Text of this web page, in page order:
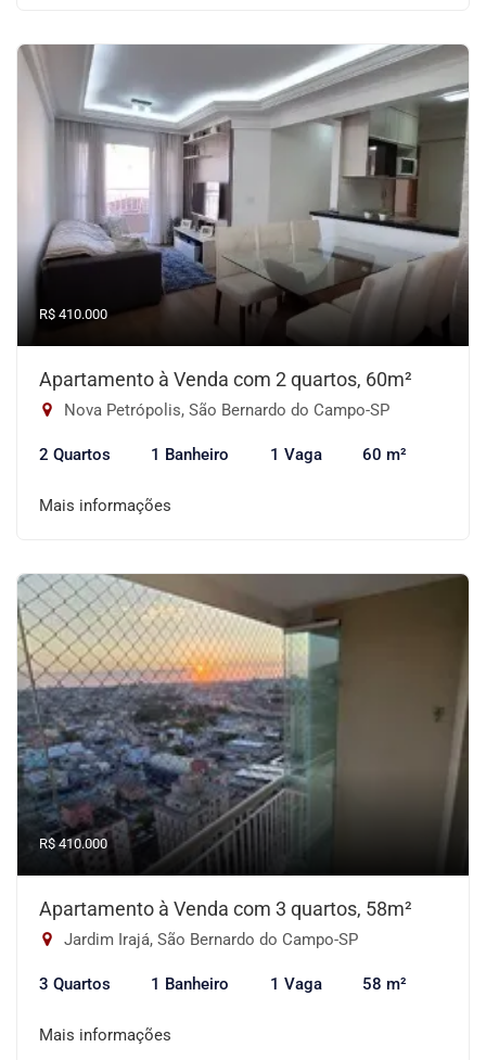
R$ 410.000
Apartamento à Venda com 2 quartos, 60m²
Nova Petrópolis, São Bernardo do Campo-SP
2 Quartos 1 Banheiro 1 Vaga 60 m²
Mais informações
R$ 410.000
Apartamento à Venda com 3 quartos, 58m²
Jardim Irajá, São Bernardo do Campo-SP
3 Quartos 1 Banheiro 1 Vaga 58 m²
Mais informações